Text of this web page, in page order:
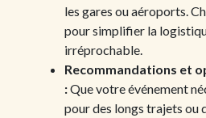
les gares ou aéroports.
pour simplifier la
irréprochable.
Recommandations et
:Que votre événement
pour des longs trajets ou